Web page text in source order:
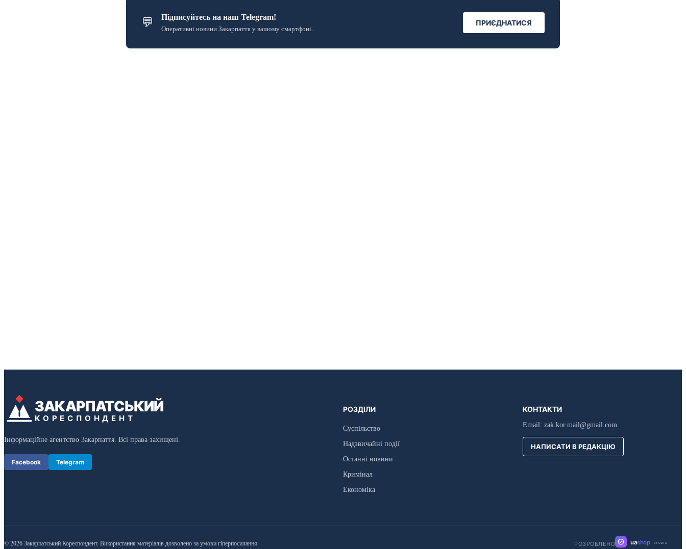
💬 Підписуйтесь на наш Telegram!
Оперативні новини Закарпаття у вашому смартфоні.
ПРИЄДНАТИСЯ
ЗАКАРПАТСЬКИЙ
КОРЕСПОНДЕНТ
Інформаційне агентство Закарпаття. Всі права захищені.
Facebook Telegram
РОЗДІЛИ
Суспільство
Надзвичайні події
Останні новини
Кримінал
Економіка
КОНТАКТИ
Email: zak.kor.mail@gmail.com
НАПИСАТИ В РЕДАКЦІЮ
© 2026 Закарпатський Кореспондент. Використання матеріалів дозволено за умови гіперпосилання. РОЗРОБЛЕНО uashop STUDIO